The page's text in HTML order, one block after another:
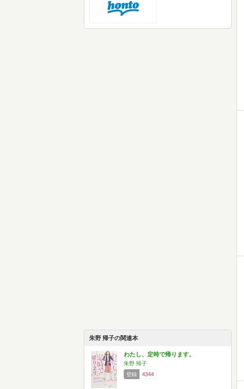
朱野 帰子の関連本
わたし、定時で帰ります。
朱野 帰子
登録
4344